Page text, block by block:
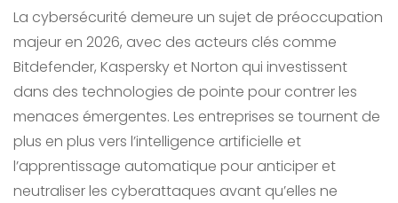
La cybersécurité demeure un sujet de préoccupation
majeur en 2026, avec des acteurs clés comme
Bitdefender, Kaspersky et Norton qui investissent
dans des technologies de pointe pour contrer les
menaces émergentes. Les entreprises se tournent de
plus en plus vers l’intelligence artificielle et
l’apprentissage automatique pour anticiper et
neutraliser les cyberattaques avant qu’elles ne